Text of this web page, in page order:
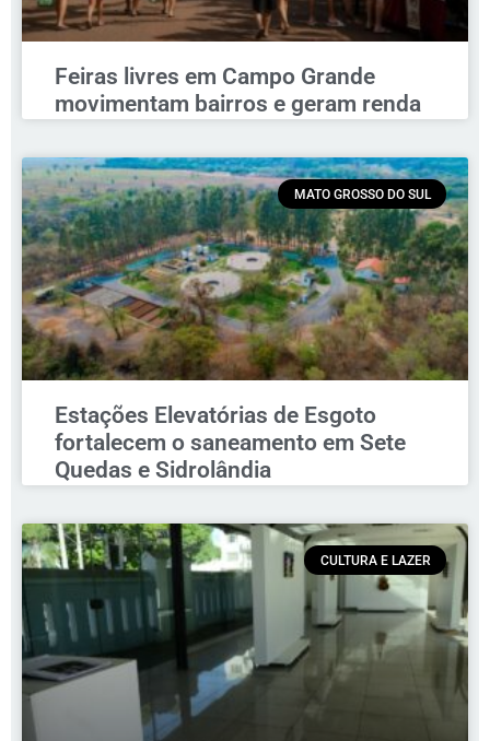
Feiras livres em Campo Grande
movimentam bairros e geram renda
MATO GROSSO DO SUL
Estações Elevatórias de Esgoto
fortalecem o saneamento em Sete
Quedas e Sidrolândia
CULTURA E LAZER